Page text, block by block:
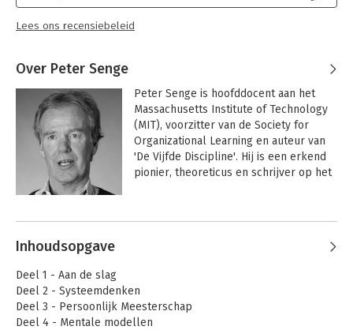
Lees ons recensiebeleid
Over Peter Senge
Peter Senge is hoofddocent aan het
Massachusetts Institute of Technology
(MIT), voorzitter van de Society for
Organizational Learning en auteur van
'De Vijfde Discipline'. Hij is een erkend
pionier, theoreticus en schrijver op het
Andere boeken door Peter Senge
Inhoudsopgave
Deel 1 - Aan de slag
Deel 2 - Systeemdenken
Deel 3 - Persoonlijk Meesterschap
Deel 4 - Mentale modellen